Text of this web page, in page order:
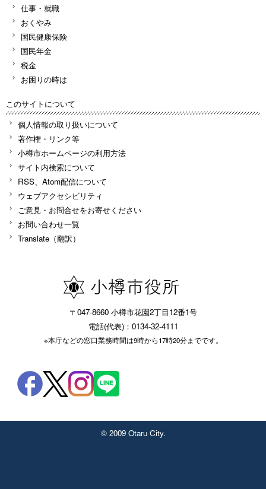
仕事・就職
おくやみ
国民健康保険
国民年金
税金
お困りの時は
このサイトについて
個人情報の取り扱いについて
著作権・リンク等
小樽市ホームページの利用方法
サイト内検索について
RSS、Atom配信について
ウェブアクセシビリティ
ご意見・お問合せをお寄せください
お問い合わせ一覧
Translate（翻訳）
〒047-8660 小樽市花園2丁目12番1号
電話(代表)：0134-32-4111
※本庁などの窓口業務時間は9時から17時20分までです。
© 2009 Otaru City.